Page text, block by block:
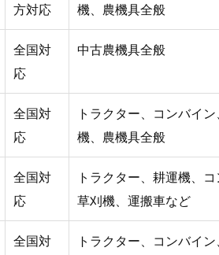
方対応
機、農機具全般
全国対
応
中古農機具全般
全国対
応
トラクター、コンバイ
機、農機具全般
全国対
応
トラクター、耕運機、コ
草刈機、運搬車など
全国対
トラクター、コンバイ